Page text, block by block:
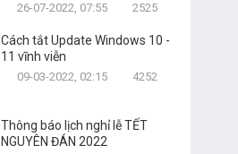
26-07-2022, 07:55 2525
Cách tắt Update Windows 10 -
11 vĩnh viễn
09-03-2022, 02:15 4252
Thông báo lịch nghỉ lễ TẾT
NGUYÊN ĐÁN 2022